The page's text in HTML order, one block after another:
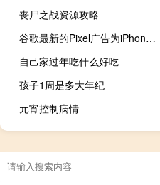
丧尸之战资源攻略
谷歌最新的Pixel广告为iPhone的USBC未来投下了一些有趣的阴影
自己家过年吃什么好吃
孩子1周是多大年纪
元宵控制病情